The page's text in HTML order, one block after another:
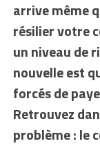
arrive même
résilier votre
un niveau de
nouvelle est
forcés de
Retrouvez
problème : le